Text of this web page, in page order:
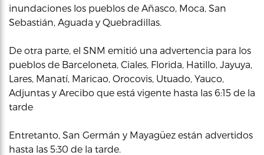
inundaciones los pueblos de Añasco, Moca, San
Sebastián, Aguada y Quebradillas.
De otra parte, el SNM emitió una advertencia para los
pueblos de Barceloneta, Ciales, Florida, Hatillo, Jayuya,
Lares, Manatí, Maricao, Orocovis, Utuado, Yauco,
Adjuntas y Arecibo que está vigente hasta las 6:15 de la
tarde
Entretanto, San Germán y Mayagüez están advertidos
hasta las 5:30 de la tarde.